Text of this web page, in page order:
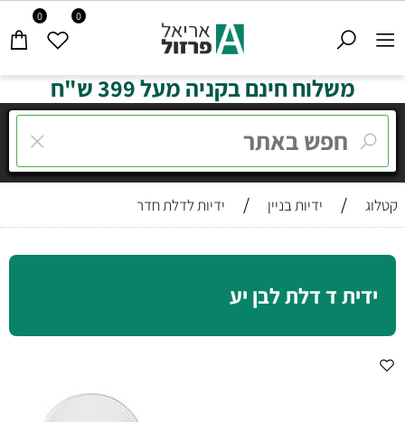
0 0
משלוח חינם בקניה מעל 399 ש"ח
קטלוג / ידיות בניין / ידיות לדלת חדר
ידית ד דלת לבן יע